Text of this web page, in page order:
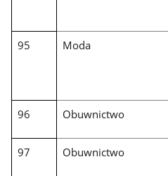
95 Moda
96 Obuwnictwo
97 Obuwnictwo